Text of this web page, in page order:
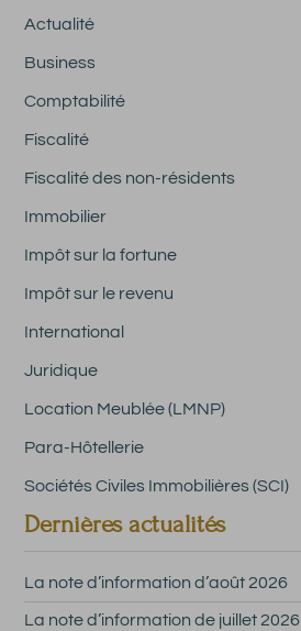
Actualité
Business
Comptabilité
Fiscalité
Fiscalité des non-résidents
Immobilier
Impôt sur la fortune
Impôt sur le revenu
International
Juridique
Location Meublée (LMNP)
Para-Hôtellerie
Sociétés Civiles Immobilières (SCI)
Dernières actualités
La note d’information d’août 2026
La note d’information de juillet 2026